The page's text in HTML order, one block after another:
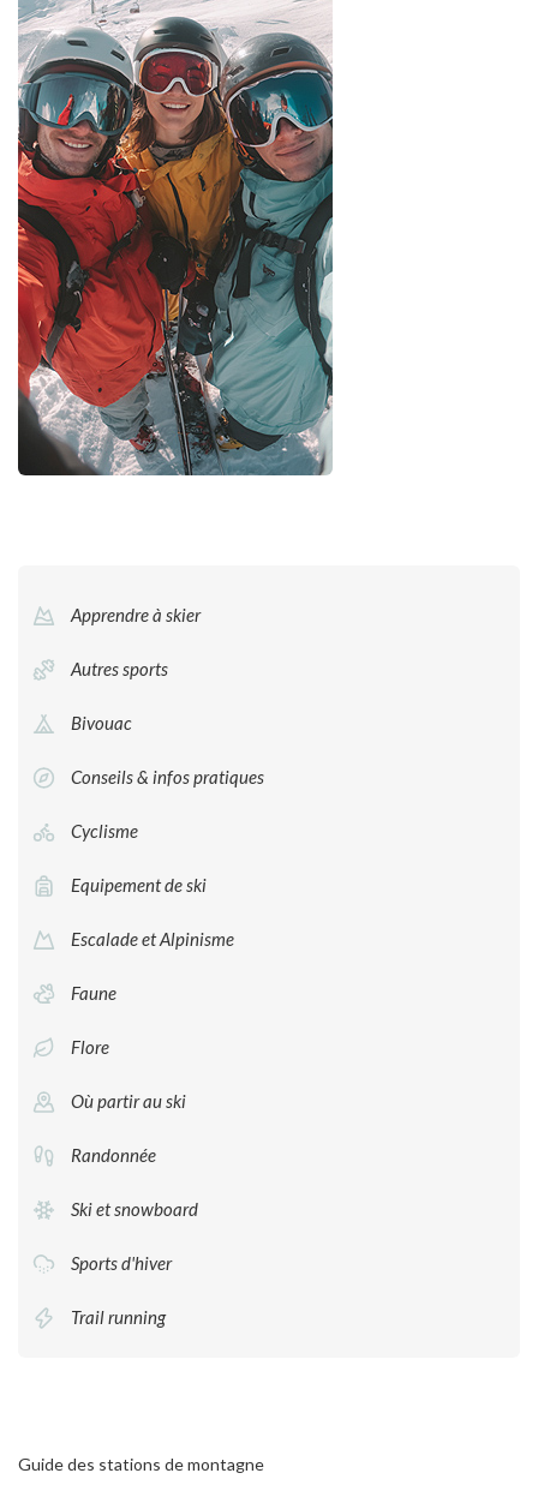
Apprendre à skier
Autres sports
Bivouac
Conseils & infos pratiques
Cyclisme
Equipement de ski
Escalade et Alpinisme
Faune
Flore
Où partir au ski
Randonnée
Ski et snowboard
Sports d'hiver
Trail running
Guide des stations de montagne